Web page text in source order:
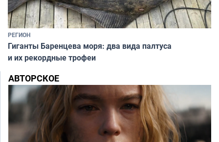
РЕГИОН
Гиганты Баренцева моря: два вида палтуса
и их рекордные трофеи
АВТОРСКОЕ